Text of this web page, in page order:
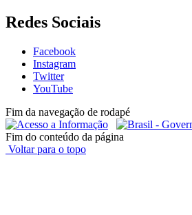
Redes Sociais
Facebook
Instagram
Twitter
YouTube
Fim da navegação de rodapé
Fim do conteúdo da página
Voltar para o topo